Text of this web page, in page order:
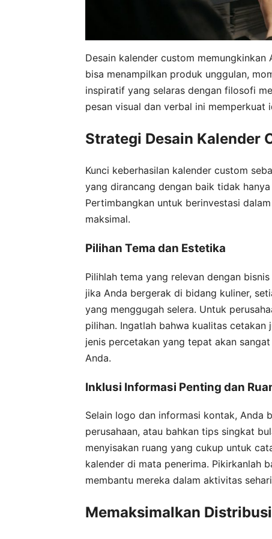
Desain kalender custom
bisa menampilkan produk unggulan,
inspiratif yang selaras dengan filosofi
pesan visual dan verbal ini memperkuat
Strategi Desain Kalender
Kunci keberhasilan kalender custom
yang dirancang dengan baik tidak
Pertimbangkan untuk berinvestasi
maksimal.
Pilihan Tema dan Estetika
Pilihlah tema yang relevan dengan
jika Anda bergerak di bidang kuliner,
yang menggugah selera. Untuk
pilihan. Ingatlah bahwa kualitas cetakan
jenis percetakan yang tepat akan
Anda.
Inklusi Informasi Penting dan
Selain logo dan informasi kontak, Anda
perusahaan, atau bahkan tips singkat
menyisakan ruang yang cukup untuk
kalender di mata penerima. Pikirkanlah
membantu mereka dalam aktivitas
Memaksimalkan